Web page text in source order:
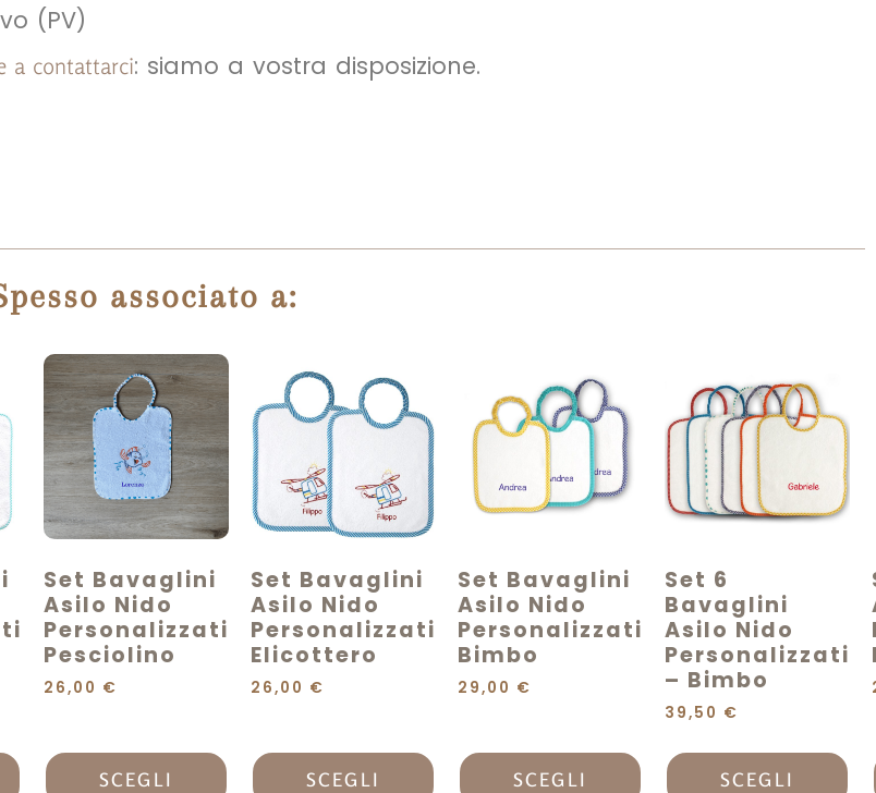
(PV)
a contattarci: siamo a vostra disposizione.
associato a:
Set Bavaglini
Asilo Nido
Personalizzati
Pesciolino
26,00 €
SCEGLI
Set Bavaglini
Asilo Nido
Personalizzati
Elicottero
26,00 €
SCEGLI
Set Bavaglini
Asilo Nido
Personalizzati
Bimbo
29,00 €
SCEGLI
Set 6
Bavaglini
Asilo Nido
Personalizzati
– Bimbo
39,50 €
SCEGLI